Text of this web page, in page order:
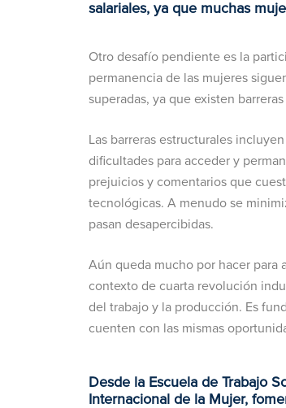
salariales, ya que muchas
Otro desafío pendiente es la
permanencia de las mujeres
superadas, ya que existen
Las barreras estructurales
dificultades para acceder y
prejuicios y comentarios que
tecnológicas. A menudo se
pasan desapercibidas.
Aún queda mucho por hacer para
contexto de cuarta revolución
del trabajo y la producción. Es
cuenten con las mismas
Desde la Escuela de Trabajo
Internacional de la Mujer,